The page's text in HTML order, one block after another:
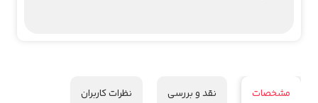
مشخصات نقد و بررسی نظرات کاربران